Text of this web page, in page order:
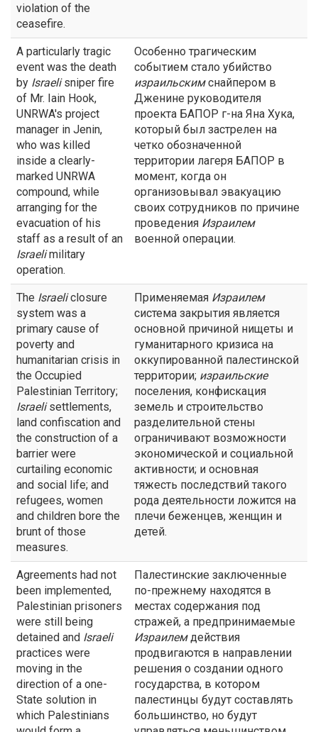
violation of the
ceasefire.
A particularly tragic
event was the death
by Israelisniper fire
of Mr. Iain Hook,
UNRWA's project
manager in Jenin,
who was killed
inside a clearly-
marked UNRWA
compound, while
arranging for the
evacuation of his
staff as a result of an
Israelimilitary
operation.
Особенно трагическим
событием стало убийство
израильскимснайпером в
Дженине руководителя
проекта БАПОР г-на Яна Хука,
который был застрелен на
четко обозначенной
территории лагеря БАПОР в
момент, когда он
организовывал эвакуацию
своих сотрудников по причине
проведения Израилем
военной операции.
The Israeliclosure
system was a
primary cause of
poverty and
humanitarian crisis in
the Occupied
Palestinian Territory;
Israelisettlements,
land confiscation and
the construction of a
barrier were
curtailing economic
and social life; and
refugees, women
and children bore the
brunt of those
measures.
Применяемая Израилем
система закрытия является
основной причиной нищеты и
гуманитарного кризиса на
оккупированной палестинской
территории; израильские
поселения, конфискация
земель и строительство
разделительной стены
ограничивают возможности
экономической и социальной
активности; и основная
тяжесть последствий такого
рода деятельности ложится на
плечи беженцев, женщин и
детей.
Agreements had not
been implemented,
Palestinian prisoners
were still being
detained and Israeli
practices were
moving in the
direction of a one-
State solution in
which Palestinians
Палестинские заключенные
по-прежнему находятся в
местах содержания под
стражей, а предпринимаемые
Израилемдействия
продвигаются в направлении
решения о создании одного
государства, в котором
палестинцы будут составлять
большинство, но будут